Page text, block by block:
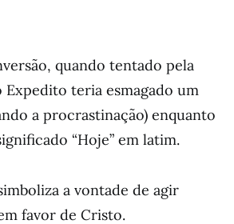
quando tentado pela
Expedito teria esmagado um
a procrastinação) enquanto
“Hoje” em latim.
a vontade de agir
favor de Cristo.